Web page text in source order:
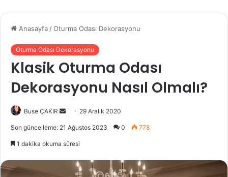
Anasayfa /Oturma Odası Dekorasyonu
Oturma Odası Dekorasyonu
Klasik Oturma Odası
Dekorasyonu Nasıl Olmalı?
Buse ÇAKIR
e
-
29 Aralık 2020
Son güncelleme: 21 Ağustos 2023 0 778
1 dakika okuma süresi